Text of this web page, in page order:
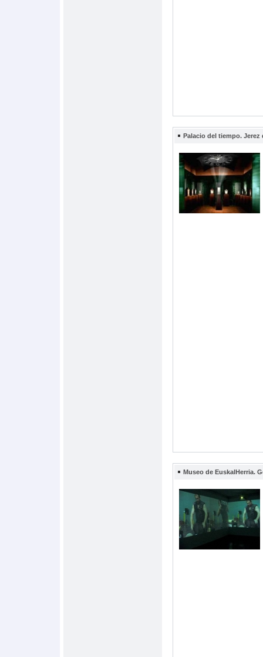
Palacio del tiempo. Jerez
Museo de EuskalHerria.